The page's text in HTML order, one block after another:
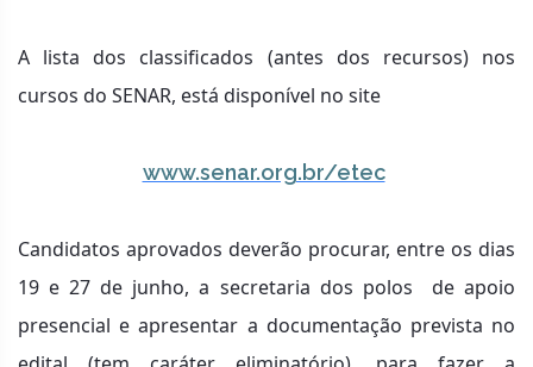
A lista dos classificados (antes dos recursos) nos
cursos do SENAR, está disponível no site
www.senar.org.br/etec
Candidatos aprovados deverão procurar, entre os dias
19 e 27 de junho, a secretaria dos polos de apoio
presencial e apresentar a documentação prevista no